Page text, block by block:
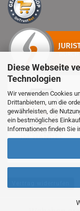
Diese Webseite
Technologien
Wir verwenden Cookies
Drittanbietern, um die
gewährleisten, die
ein bestmögliches
Informationen finden Sie